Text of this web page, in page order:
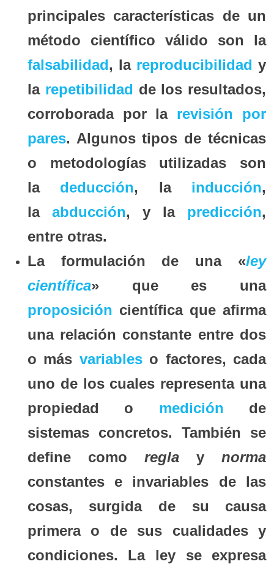
principales características de un
método científico válido son la
falsabilidad, la reproducibilidad y
la repetibilidad de los resultados,
corroborada por la revisión por
pares. Algunos tipos de técnicas
o metodologías utilizadas son
la deducción,​ la inducción,
la abducción, y la predicción,
entre otras.
La formulación de una «ley
científica» que es una
proposición científica que afirma
una relación constante entre dos
o más variableso factores, cada
uno de los cuales representa una
propiedad o medición de
sistemas concretos. También se
define como regla ynorma
constantes e invariables de las
cosas, surgida de su causa
primera o de sus cualidades y
condiciones. La ley se expresa